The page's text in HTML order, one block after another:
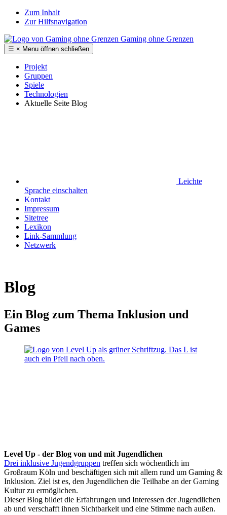
Zum Inhalt
Zur Hilfsnavigation
Gaming ohne Grenzen
☰ × Menu öffnen schließen
Projekt
Gruppen
Spiele
Technologien
Aktuelle Seite Blog
Leichte
Sprache einschalten
Kontakt
Impressum
Sitetree
Lexikon
Link-Sammlung
Netzwerk
Blog
Ein Blog zum Thema Inklusion und
Games
Level Up - der Blog von und mit Jugendlichen
Drei inklusive Jugendgruppen treffen sich wöchentlich im
Großraum Köln und beschäftigen sich mit allem rund um Gaming &
Inklusion. Ziel ist es, den Jugendlichen die Teilhabe an der Gaming
Kultur zu ermöglichen.
Dieser Blog bildet die Erfahrungen und Interessen der Jugendlichen
ab und verschafft ihnen Sichtbarkeit und eine Stimme nach außen.